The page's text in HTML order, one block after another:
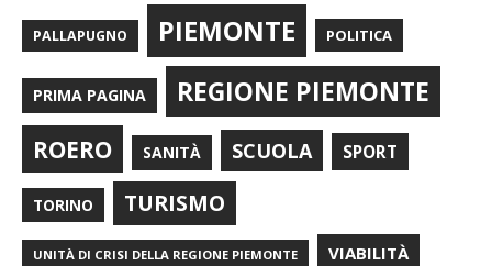
PALLAPUGNO PIEMONTE POLITICA
PRIMA PAGINA REGIONE PIEMONTE
ROERO SANITÀ SCUOLA SPORT
TORINO TURISMO
UNITÀ DI CRISI DELLA REGIONE PIEMONTE VIABILITÀ